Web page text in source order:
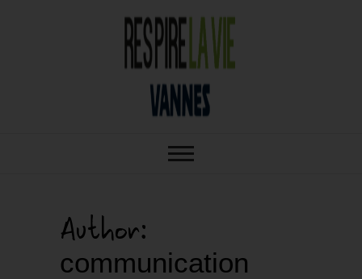
RESPIRE
BIEN-ÊTRE ET HABITAT SAIN À
VANNES
Author:
communication